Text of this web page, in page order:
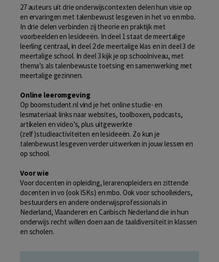
27 auteurs uit drie onderwijscontexten delen hun visie op
en ervaringen met talenbewust lesgeven in het vo en mbo.
In drie delen verbinden zij theorie en praktijk met
voorbeelden en lesideeën. In deel 1 staat de meertalige
leerling centraal, in deel 2 de meertalige klas en in deel 3 de
meertalige school. In deel 3 kijk je op schoolniveau, met
thema’s als talenbewuste toetsing en samenwerking met
meertalige gezinnen.
Online leeromgeving
Op boomstudent.nl vind je het online studie- en
lesmateriaal: links naar websites, toolboxen, podcasts,
artikelen en video’s, plus uitgewerkte
(zelf)studieactiviteiten en lesideeën. Zo kun je
talenbewust lesgeven verder uitwerken in jouw lessen en
op school.
Voor wie
Voor docenten in opleiding, lerarenopleiders en zittende
docenten in vo (ook ISKs) en mbo. Ook voor schoolleiders,
bestuurders en andere onderwijsprofessionals in
Nederland, Vlaanderen en Caribisch Nederland die in hun
onderwijs recht willen doen aan de taaldiversiteit in klassen
en scholen.